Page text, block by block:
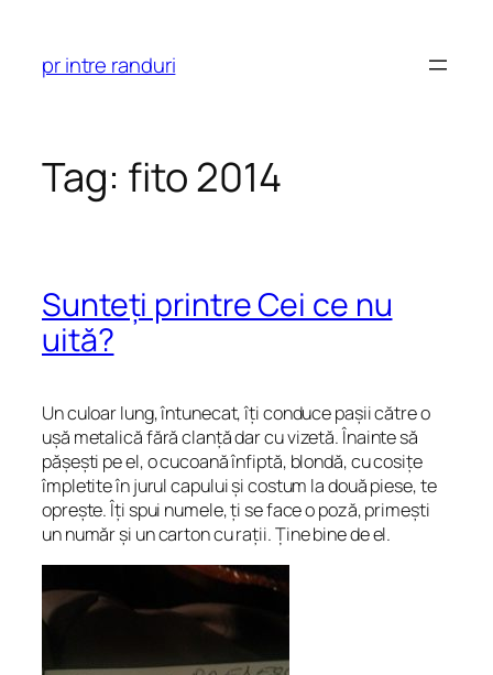
content
pr intre randuri
Tag: fito 2014
Sunteți printre Cei ce nu
uită?
Un culoar lung, întunecat, îți conduce pașii către o
ușă metalică fără clanță dar cu vizetă. Înainte să
pășești pe el, o cucoană înfiptă, blondă, cu cosițe
împletite în jurul capului și costum la două piese, te
oprește. Îți spui numele, ți se face o poză, primești
un număr și un carton cu rații.Ține bine de el.